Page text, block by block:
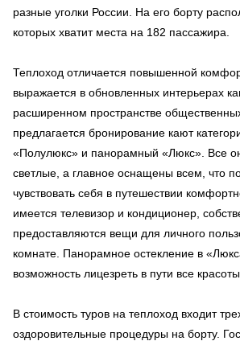
разные уголки России. На его борту
которых хватит места на 182 пассажира.
Теплоход отличается повышенной
выражается в обновленных интерьерах
расширенном пространстве
предлагается бронирование кают
«Полулюкс» и панорамный «Люкс». Все
светлые, а главное оснащены всем, что
чувствовать себя в путешествии
имеется телевизор и кондиционер,
предоставляются вещи для личного
комнате. Панорамное остекление в
возможность лицезреть в пути все красоты.
В стоимость туров на теплоход входит
оздоровительные процедуры на борту.